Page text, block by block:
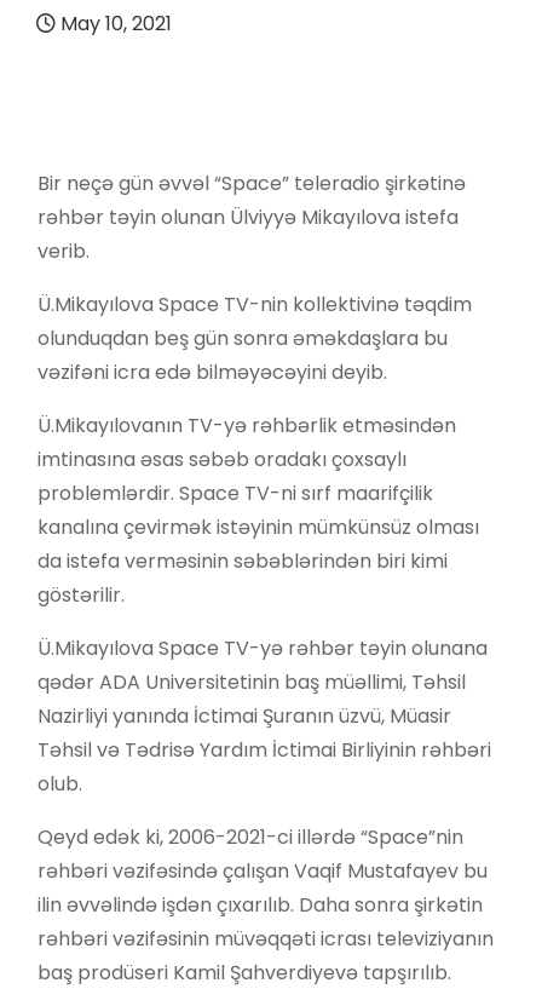
May 10, 2021
Bir neçə gün əvvəl “Space” teleradio şirkətinə
rəhbər təyin olunan Ülviyyə Mikayılova istefa
verib.
Ü.Mikayılova Space TV-nin kollektivinə təqdim
olunduqdan beş gün sonra əməkdaşlara bu
vəzifəni icra edə bilməyəcəyini deyib.
Ü.Mikayılovanın TV-yə rəhbərlik etməsindən
imtinasına əsas səbəb oradakı çoxsaylı
problemlərdir. Space TV-ni sırf maarifçilik
kanalına çevirmək istəyinin mümkünsüz olması
da istefa verməsinin səbəblərindən biri kimi
göstərilir.
Ü.Mikayılova Space TV-yə rəhbər təyin olunana
qədər ADA Universitetinin baş müəllimi, Təhsil
Nazirliyi yanında İctimai Şuranın üzvü, Müasir
Təhsil və Tədrisə Yardım İctimai Birliyinin rəhbəri
olub.
Qeyd edək ki, 2006-2021-ci illərdə “Space”nin
rəhbəri vəzifəsində çalışan Vaqif Mustafayev bu
ilin əvvəlində işdən çıxarılıb. Daha sonra şirkətin
rəhbəri vəzifəsinin müvəqqəti icrası televiziyanın
baş prodüseri Kamil Şahverdiyevə tapşırılıb.